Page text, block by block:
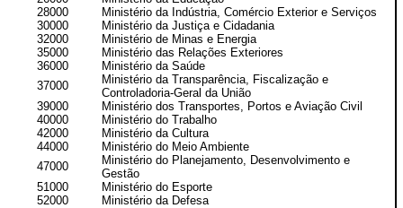
28000
Ministério da Indústria, Comércio Exterior e Serviços
30000
Ministério da Justiça e Cidadania
32000
Ministério de Minas e Energia
35000
Ministério das Relações Exteriores
36000
Ministério da Saúde
37000
Ministério da Transparência, Fiscalização e
Controladoria-Geral da União
39000
Ministério dos Transportes, Portos e Aviação Civil
40000
Ministério do Trabalho
42000
Ministério da Cultura
44000
Ministério do Meio Ambiente
47000
Ministério do Planejamento, Desenvolvimento e
Gestão
51000
Ministério do Esporte
52000
Ministério da Defesa